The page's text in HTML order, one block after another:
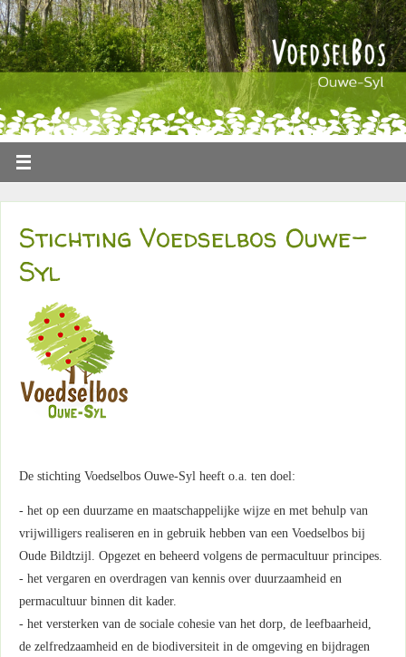
Stichting Voedselbos Ouwe-
Syl
De stichting Voedselbos Ouwe-Syl heeft o.a. ten doel:
- het op een duurzame en maatschappelijke wijze en met behulp van
vrijwilligers realiseren en in gebruik hebben van een Voedselbos bij
Oude Bildtzijl. Opgezet en beheerd volgens de permacultuur principes.
- het vergaren en overdragen van kennis over duurzaamheid en
permacultuur binnen dit kader.
- het versterken van de sociale cohesie van het dorp, de leefbaarheid,
de zelfredzaamheid en de biodiversiteit in de omgeving en bijdragen